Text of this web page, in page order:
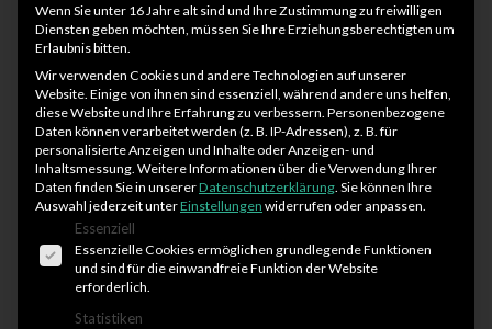
Henri Leuschner
Rehasport Orthopädie Tanzworkout / Zumba
Wenn Sie unter 16 Jahre alt sind und Ihre Zustimmung zu freiwilligen
Diensten geben möchten, müssen Sie Ihre Erziehungsberechtigten um
Erlaubnis bitten.
Wir verwenden Cookies und andere Technologien auf unserer
Website. Einige von ihnen sind essenziell, während andere uns helfen,
diese Website und Ihre Erfahrung zu verbessern. Personenbezogene
Daten können verarbeitet werden (z. B. IP-Adressen), z. B. für
personalisierte Anzeigen und Inhalte oder Anzeigen- und
Inhaltsmessung. Weitere Informationen über die Verwendung Ihrer
Daten finden Sie in unsererDatenschutzerklärung Sie können Ihre
Auswahl jederzeit unterEinstellungen widerrufen oder anpassen.
Es folgt eine Liste der Service-Gruppen, für die
Essenziell
Essenzielle Cookies ermöglichen grundlegende Funktionen
und sind für die einwandfreie Funktion der Website
erforderlich.
Statistiken